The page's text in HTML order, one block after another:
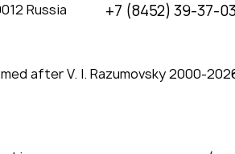
Russia
+7 (8452) 39-37-
after V. I. Razumovsky